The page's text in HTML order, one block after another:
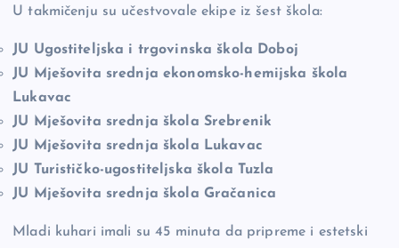
U takmičenju su učestvovale ekipe iz šest škola:
JU Ugostiteljska i trgovinska škola Doboj
JU Mješovita srednja ekonomsko-hemijska škola
Lukavac
JU Mješovita srednja škola Srebrenik
JU Mješovita srednja škola Lukavac
JU Turističko-ugostiteljska škola Tuzla
JU Mješovita srednja škola Gračanica
Mladi kuhari imali su 45 minuta da pripreme i estetski